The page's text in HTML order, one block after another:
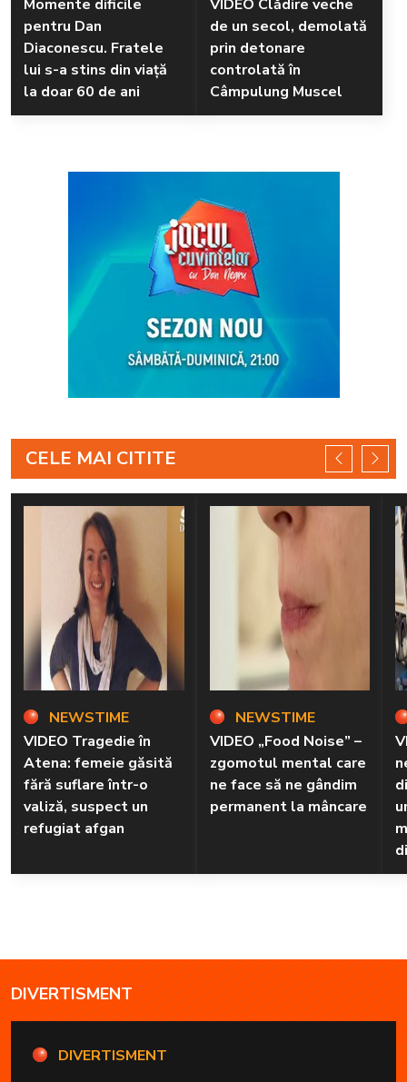
Momente dificile
pentru Dan
Diaconescu. Fratele
lui s-a stins din viață
la doar 60 de ani
VIDEO Clădire veche
de un secol, demolată
prin detonare
controlată în
Câmpulung Muscel
CELE MAI CITITE
NEWSTIME
VIDEO Tragedie în
Atena: femeie găsită
fără suflare într-o
valiză, suspect un
refugiat afgan
NEWSTIME
VIDEO „Food Noise” –
zgomotul mental care
ne face să ne gândim
permanent la mâncare
DIVERTISMENT
DIVERTISMENT